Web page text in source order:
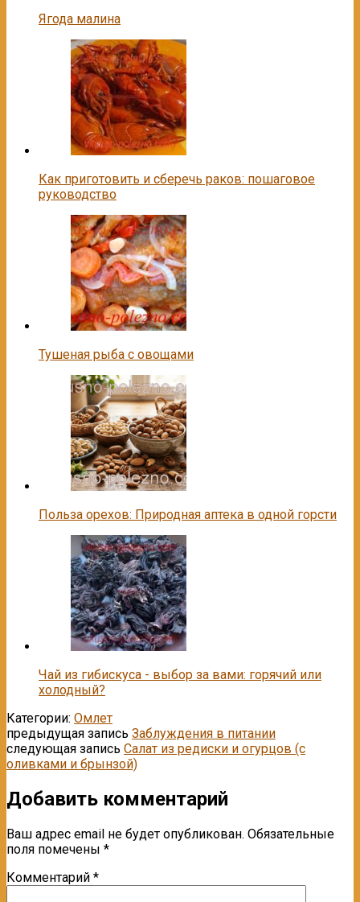
Ягода малина
Как приготовить и сберечь раков: пошаговое
руководство
Тушеная рыба с овощами
Польза орехов: Природная аптека в одной горсти
Чай из гибискуса - выбор за вами: горячий или
холодный?
Категории: Омлет
предыдущая запись Заблуждения в питании
следующая запись Салат из редиски и огурцов (с
оливками и брынзой)
Добавить комментарий
Ваш адрес email не будет опубликован. Обязательные
поля помечены *
Комментарий *